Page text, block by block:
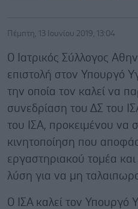
Πέμπτη, 13 Ιουνίου 2019, 13:04
Ο Ιατρικός Σύλλογος
επιστολή στον Υπουργό
την οποία τον καλεί να
συνεδρίαση του ΔΣ του
του ΙΣΑ, προκειμένου να
κινητοποίηση που
εργαστηριακού τομέα
λύση για να μη
Ο ΙΣΑ καλεί τον Υπουργό